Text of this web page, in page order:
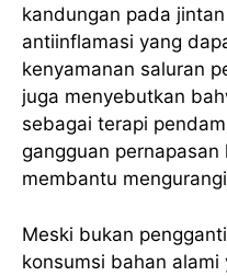
kandungan pada
antiinflamasi yang
kenyamanan saluran
juga menyebutkan
sebagai terapi
gangguan
membantu
Meski bukan
konsumsi bahan